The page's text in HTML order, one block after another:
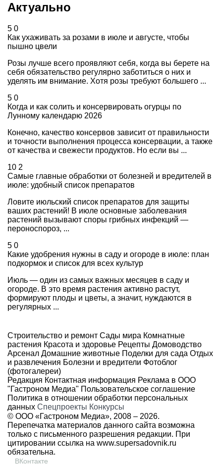
Актуально
5 0
Как ухаживать за розами в июле и августе, чтобы
пышно цвели
Розы лучше всего проявляют себя, когда вы берете на
себя обязательство регулярно заботиться о них и
уделять им внимание. Хотя розы требуют большего ...
5 0
Когда и как солить и консервировать огурцы по
Лунному календарю 2026
Конечно, качество консервов зависит от правильности
и точности выполнения процесса консервации, а также
от качества и свежести продуктов. Но если вы ...
10 2
Самые главные обработки от болезней и вредителей в
июле: удобный список препаратов
Ловите июльский список препаратов для защиты
ваших растений! В июле основные заболевания
растений вызывают споры грибных инфекций —
пероноспороз, ...
5 0
Какие удобрения нужны в саду и огороде в июле: план
подкормок и список для всех культур
Июль — один из самых важных месяцев в саду и
огороде. В это время растения активно растут,
формируют плоды и цветы, а значит, нуждаются в
регулярных ...
Строительство и ремонт Сады мира Комнатные
растения Красота и здоровье Рецепты Домоводство
Арсенал Домашние животные Поделки для сада Отдых
и развлечения Болезни и вредители Фотоблог
(фотогалереи)
Редакция Контактная информация Реклама в ООО
"Гастроном Медиа" Пользовательское соглашение
Политика в отношении обработки персональных
данных Спецпроекты Конкурсы
© ООО «Гастроном Медиа», 2008 – 2026.
Перепечатка материалов данного сайта возможна
только с письменного разрешения редакции. При
цитировании ссылка на www.supersadovnik.ru
обязательна.
ВКонтакте